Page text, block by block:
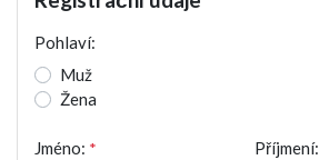
Pohlaví:
Muž
Žena
Jméno: * Příjmení: